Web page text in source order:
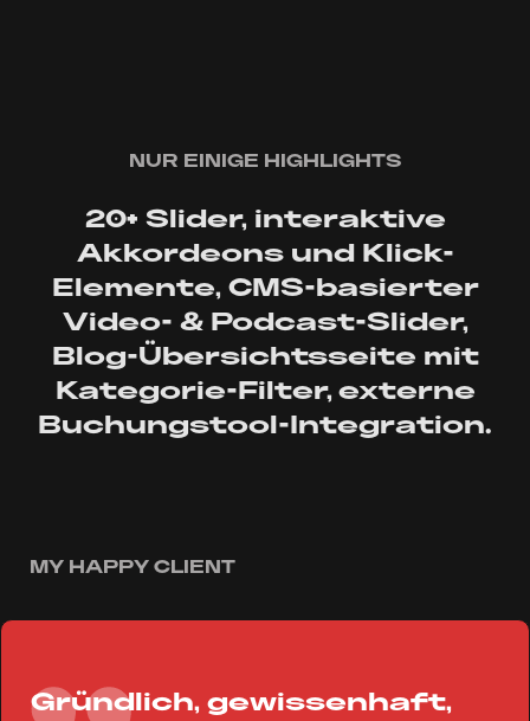
NUR EINIGE HIGHLIGHTS
20+ Slider, interaktive
Akkordeons und Klick-
Elemente, CMS-basierter
Video- & Podcast-Slider,
Blog-Übersichtsseite mit
Kategorie-Filter, externe
Buchungstool-Integration.
MY HAPPY CLIENT
Gründlich, gewissenhaft,